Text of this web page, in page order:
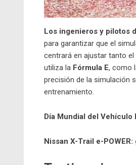
Los ingenieros y pilotos
para garantizar que el
centrará en ajustar tanto el
utiliza la Fórmula E, como
precisión de la simulación
entrenamiento.
Día Mundial del
Nissan X-Trail e-